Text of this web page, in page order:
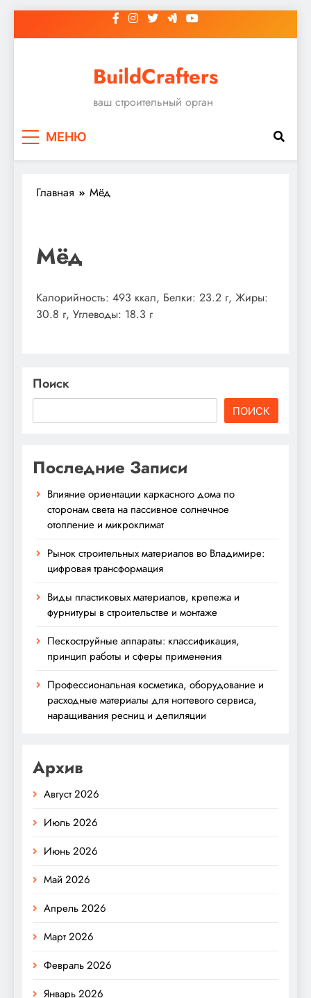
к
BuildCrafters
ваш строительный орган
МЕНЮ
Главная Мёд
Мёд
Калорийность: 493 ккал, Белки: 23.2 г, Жиры:
30.8 г, Углеводы: 18.3 г
Поиск
ПОИСК
Последние Записи
Влияние ориентации каркасного дома по
сторонам света на пассивное солнечное
отопление и микроклимат
Рынок строительных материалов во Владимире:
цифровая трансформация
Виды пластиковых материалов, крепежа и
фурнитуры в строительстве и монтаже
Пескоструйные аппараты: классификация,
принцип работы и сферы применения
Профессиональная косметика, оборудование и
расходные материалы для ногтевого сервиса,
наращивания ресниц и депиляции
Архив
Август 2026
Июль 2026
Июнь 2026
Май 2026
Апрель 2026
Март 2026
Февраль 2026
Январь 2026